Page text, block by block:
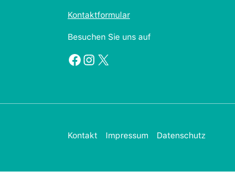
Kontaktformular
Besuchen Sie uns auf
Facebook
Instagram
X
Kontakt Impressum Datenschutz